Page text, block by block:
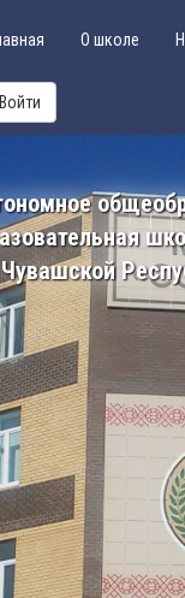
О школе
Войти